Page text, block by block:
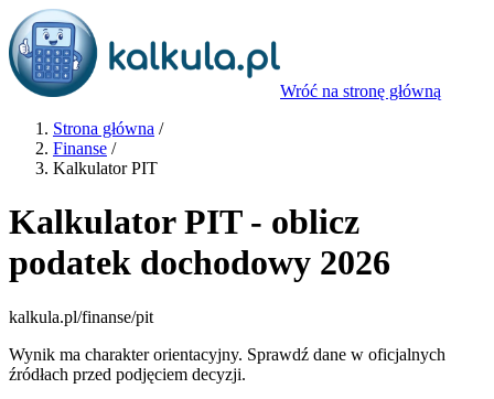
Wróć na stronę główną
Strona główna /
Finanse /
Kalkulator PIT
Kalkulator PIT - oblicz
podatek dochodowy 2026
kalkula.pl/finanse/pit
Wynik ma charakter orientacyjny. Sprawdź dane w oficjalnych
źródłach przed podjęciem decyzji.